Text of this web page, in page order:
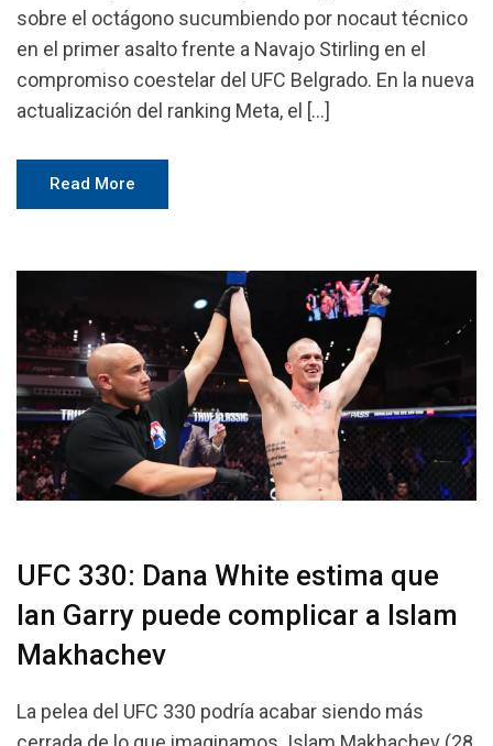
sobre el octágono sucumbiendo por nocaut técnico
en el primer asalto frente a Navajo Stirling en el
compromiso coestelar del UFC Belgrado. En la nueva
actualización del ranking Meta, el […]
Read More
UFC 330: Dana White estima que
Ian Garry puede complicar a Islam
Makhachev
La pelea del UFC 330 podría acabar siendo más